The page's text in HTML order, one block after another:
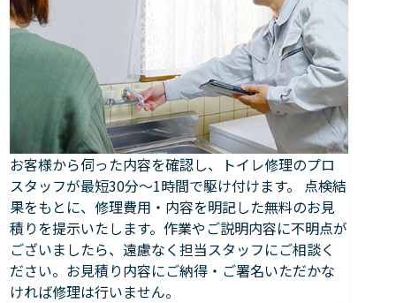
お客様から伺った内容を確認し、トイレ修理のプロ
スタッフが最短30分～1時間で駆け付けます。 点検結
果をもとに、修理費用・内容を明記した無料のお見
積りを提示いたします。作業やご説明内容に不明点が
ございましたら、遠慮なく担当スタッフにご相談く
ださい。お見積り内容にご納得・ご署名いただかな
ければ修理は行いません。